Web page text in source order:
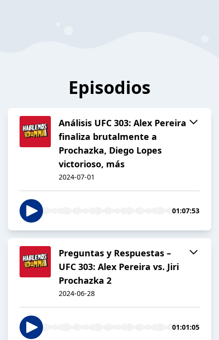
Episodios
Análisis UFC 303: Alex Pereira
finaliza brutalmente a
Prochazka, Diego Lopes
victorioso, más
2024-07-01
01:07:53
Preguntas y Respuestas –
UFC 303: Alex Pereira vs. Jiri
Prochazka 2
2024-06-28
01:01:05